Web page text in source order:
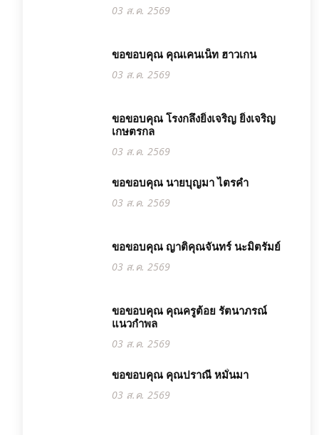
03 ส.ค. 2569
ขอขอบคุณ คุณเคนเน็ท ฮาวเกน
03 ส.ค. 2569
ขอขอบคุณ โรงกลึงยิ่งเจริญ ยิ่งเจริญ
เกษตรกล
03 ส.ค. 2569
ขอขอบคุณ นายบุญมา ไตรคำ
03 ส.ค. 2569
ขอขอบคุณ ญาติคุณจันทร์ นะมิตรัมย์
03 ส.ค. 2569
ขอขอบคุณ คุณครูต้อย รัตนาภรณ์
แนวกำพล
03 ส.ค. 2569
ขอขอบคุณ คุณปราณี หมั่นมา
03 ส.ค. 2569